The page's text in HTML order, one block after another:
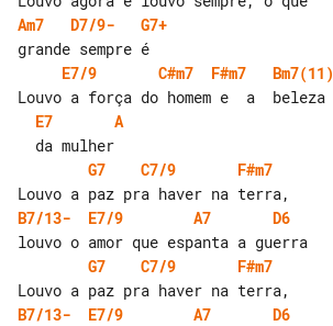
Am7
D7/9-
G7+
E7/9
C#m7 F#m7
Bm7(11)
E7
A
G7
C7/9
F#m7
B7/13-
E7/9 A7
D6
G7
C7/9
F#m7
B7/13-
E7/9 A7
D6